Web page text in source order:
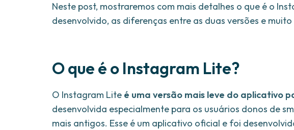
Neste post, mostraremos com mais detalhes o que é o
desenvolvido, as diferenças entre as duas versões e
O que é o Instagram Lite?
O Instagram Lite é uma versão mais leve do aplicativo
desenvolvida especialmente para os usuários donos de
mais antigos. Esse é um aplicativo oficial e foi